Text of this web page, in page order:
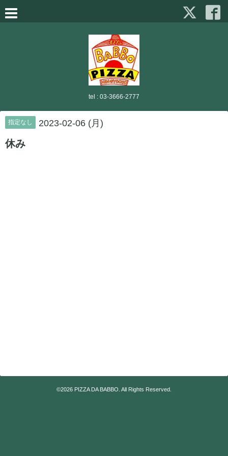
tel : 03-3666-2777
指定なし 2023-02-06 (月)
休み
©2026 PIZZA DA BABBO . All Rights Reserved.